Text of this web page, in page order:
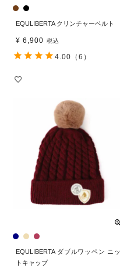
EQULIBERTA クリンチャーベルト
¥ 6,900 税込
4.00 （6）
EQULIBERTA ダブルワッペン ニッ
トキャップ